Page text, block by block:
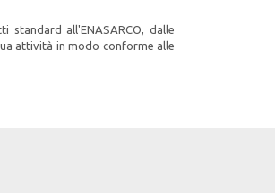
standard all'ENASARCO, dalle
attività in modo conforme alle